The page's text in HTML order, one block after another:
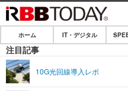
ホーム
IT・デジタル
SPEED TEST
ホーム IT・デジタル
注目記事
10G光回線導入レポ